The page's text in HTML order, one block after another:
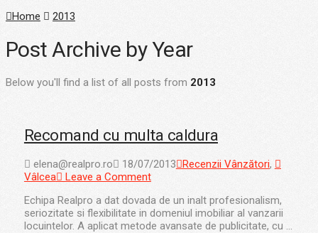
Home
2013
Post Archive by Year
Below you'll find a list of all posts from 2013
Recomand cu multa caldura
elena@realpro.ro 18/07/2013 Recenzii Vânzători,
Vâlcea
Leave a Comment
Echipa Realpro a dat dovada de un inalt profesionalism,
seriozitate si flexibilitate in domeniul imobiliar al vanzarii
locuintelor. A aplicat metode avansate de publicitate, cu …